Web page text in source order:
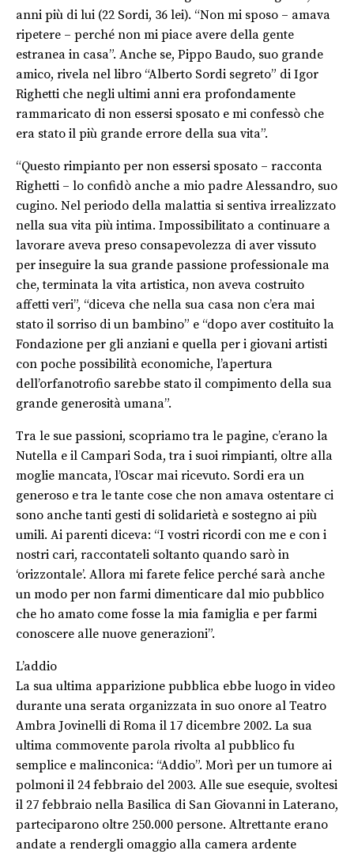
anni più di lui (22 Sordi, 36 lei). “Non mi sposo – amava
ripetere – perché non mi piace avere della gente
estranea in casa”. Anche se, Pippo Baudo, suo grande
amico, rivela nel libro “Alberto Sordi segreto” di Igor
Righetti che negli ultimi anni era profondamente
rammaricato di non essersi sposato e mi confessò che
era stato il più grande errore della sua vita”.
“Questo rimpianto per non essersi sposato – racconta
Righetti – lo confidò anche a mio padre Alessandro, suo
cugino. Nel periodo della malattia si sentiva irrealizzato
nella sua vita più intima. Impossibilitato a continuare a
lavorare aveva preso consapevolezza di aver vissuto
per inseguire la sua grande passione professionale ma
che, terminata la vita artistica, non aveva costruito
affetti veri”, “diceva che nella sua casa non c’era mai
stato il sorriso di un bambino” e “dopo aver costituito la
Fondazione per gli anziani e quella per i giovani artisti
con poche possibilità economiche, l’apertura
dell’orfanotrofio sarebbe stato il compimento della sua
grande generosità umana”.
Tra le sue passioni, scopriamo tra le pagine, c’erano la
Nutella e il Campari Soda, tra i suoi rimpianti, oltre alla
moglie mancata, l’Oscar mai ricevuto. Sordi era un
generoso e tra le tante cose che non amava ostentare ci
sono anche tanti gesti di solidarietà e sostegno ai più
umili. Ai parenti diceva: “I vostri ricordi con me e con i
nostri cari, raccontateli soltanto quando sarò in
‘orizzontale’. Allora mi farete felice perché sarà anche
un modo per non farmi dimenticare dal mio pubblico
che ho amato come fosse la mia famiglia e per farmi
conoscere alle nuove generazioni”.
L’addio
La sua ultima apparizione pubblica ebbe luogo in video
durante una serata organizzata in suo onore al Teatro
Ambra Jovinelli di Roma il 17 dicembre 2002. La sua
ultima commovente parola rivolta al pubblico fu
semplice e malinconica: “Addio”. Morì per un tumore ai
polmoni il 24 febbraio del 2003. Alle sue esequie, svoltesi
il 27 febbraio nella Basilica di San Giovanni in Laterano,
parteciparono oltre 250.000 persone. Altrettante erano
andate a rendergli omaggio alla camera ardente